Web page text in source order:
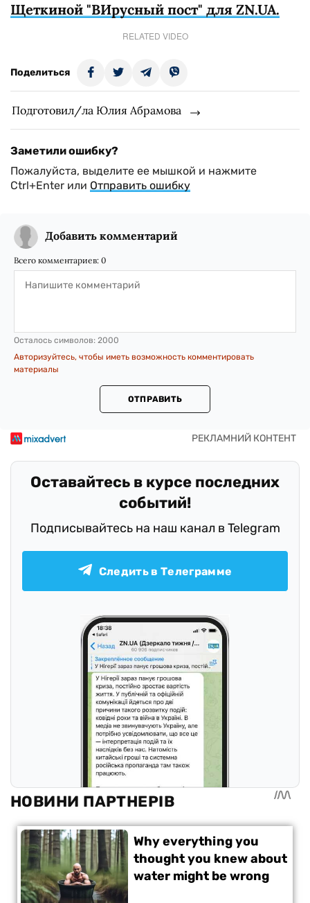
Щеткиной "ВИрусный пост" для ZN.UA.
RELATED VIDEO
Поделиться
Подготовил/ла Юлия Абрамова
Заметили ошибку?
Пожалуйста, выделите ее мышкой и нажмите
Ctrl+Enter или Отправить ошибку
Добавить комментарий
Всего комментариев: 0
Осталось символов: 2000
Авторизуйтесь, чтобы иметь возможность комментировать
материалы
ОТПРАВИТЬ
Оставайтесь в курсе последних
событий!
Подписывайтесь на наш канал в Telegram
Следить в Телеграмме